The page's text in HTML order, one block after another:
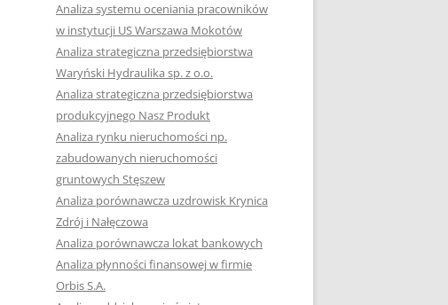
HIPOTEZY W PRACACH
DYPLOMOWYCH
JAK PRZYGOTOWAĆ SIĘ DO
OBRONY PRACY DYPLOMOWEJ
Analiza systemu oceniania pracowników
w instytucji US Warszawa Mokotów
Analiza strategiczna przedsiębiorstwa
Waryński Hydraulika sp. z o.o.
Analiza strategiczna przedsiębiorstwa
produkcyjnego Nasz Produkt
Analiza rynku nieruchomości np.
zabudowanych nieruchomości
gruntowych Stęszew
Analiza porównawcza uzdrowisk Krynica
Zdrój i Nałęczowa
Analiza porównawcza lokat bankowych
Analiza płynności finansowej w firmie
Orbis S.A.